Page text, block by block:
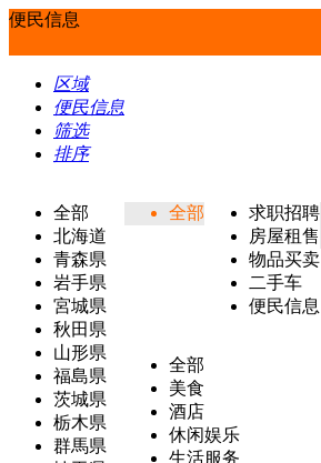
便民信息
区域
便民信息
筛选
排序
全部
北海道
青森県
岩手県
宮城県
秋田県
山形県
福島県
茨城県
栃木県
群馬県
全部
求职招聘
房屋租售
物品买卖
二手车
便民信息
全部
美食
酒店
休闲娱乐
生活服务